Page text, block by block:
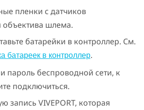
пленки с датчиков
объектива шлема.
батарейки в контроллер. См.
батареек в контроллер.
пароль беспроводной сети, к
подключиться.
запись VIVEPORT, которая